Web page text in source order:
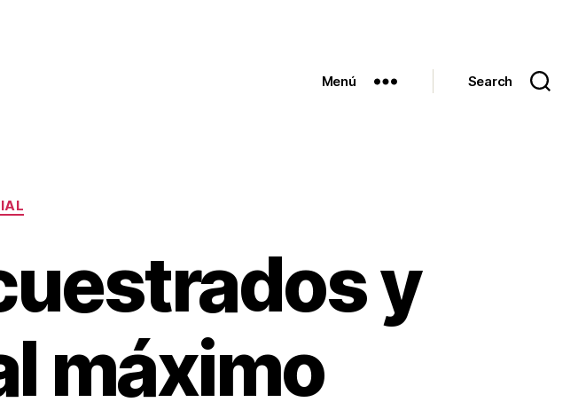
Menú Search
y
máximo